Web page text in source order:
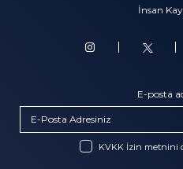
İnsan
E-posta
KVKK İzin metnini